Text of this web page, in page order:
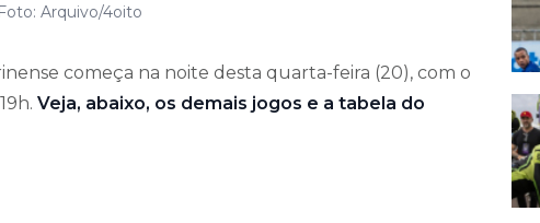
Arquivo/4oito
começa na noite desta quarta-feira (20), com o
Veja, abaixo, os demais jogos e a tabela do